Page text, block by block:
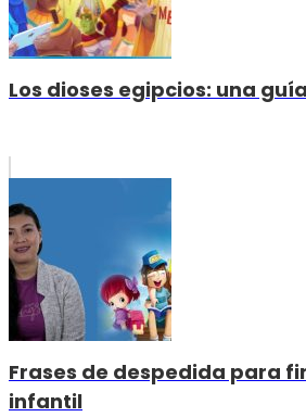
Los dioses egipcios: una
Frases de despedida para
infantil